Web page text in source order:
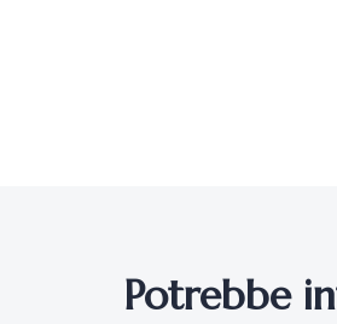
Potrebbe